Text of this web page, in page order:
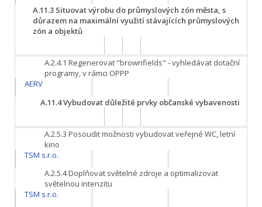
A.11.3 Situovat výrobu do průmyslových zón města, s
důrazem na maximální využití stávajících průmyslových
zón a objektů
A.2.4.1 Regenerovat "brownfields" - vyhledávat dotační
programy, v rámci OPPP
AERV
A.11.4Vybudovat důležité prvky občanské vybavenosti
A.2.5.3 Posoudit možnosti vybudovat veřejné WC, letní
kino
TSM s.r.o.
A.2.5.4Doplňovat světelné zdroje a optimalizovat
světelnou intenzitu
TSM s.r.o.